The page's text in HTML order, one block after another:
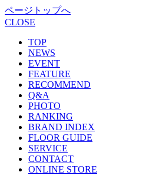
ページトップへ
CLOSE
TOP
NEWS
EVENT
FEATURE
RECOMMEND
Q&A
PHOTO
RANKING
BRAND INDEX
FLOOR GUIDE
SERVICE
CONTACT
ONLINE STORE